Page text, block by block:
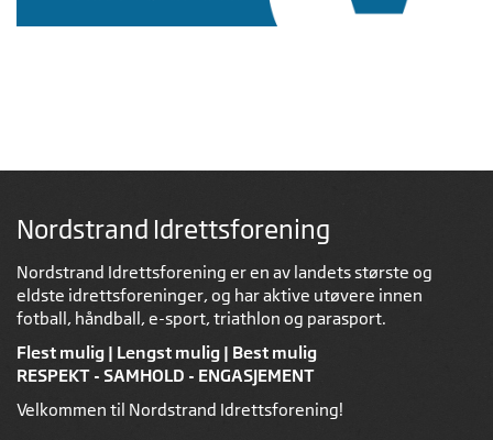
Nordstrand Idrettsforening
Nordstrand Idrettsforening er en av landets største og
eldste idrettsforeninger, og har aktive utøvere innen
fotball, håndball, e-sport, triathlon og parasport.
Flest mulig | Lengst mulig | Best mulig
RESPEKT - SAMHOLD - ENGASJEMENT
Velkommen til Nordstrand Idrettsforening!